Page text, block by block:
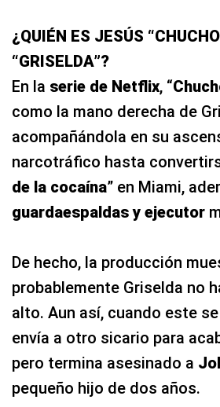
¿QUIÉN ES JESÚS
“GRISELDA”?
En la serie de Netflix, “
como la mano derecha de
acompañándola en su
narcotráfico hasta
de la cocaína” en Miami,
guardaespaldas y ejecutor
De hecho, la producción
probablemente Griselda no
alto. Aun así, cuando este
envía a otro sicario para
pero termina asesinado a
pequeño hijo de dos años.